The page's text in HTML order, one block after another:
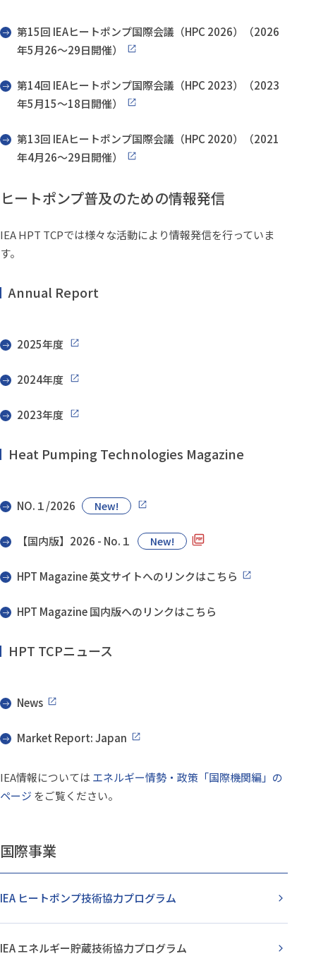
第15回 IEAヒートポンプ国際会議（HPC 2026）（2026
年5月26～29日開催）
第14回 IEAヒートポンプ国際会議（HPC 2023）（2023
年5月15～18日開催）
第13回 IEAヒートポンプ国際会議（HPC 2020）（2021
年4月26～29日開催）
ヒートポンプ普及のための情報発信
IEA HPT TCPでは様々な活動により情報発信を行っていま
す。
Annual Report
2025年度
2024年度
2023年度
Heat Pumping Technologies Magazine
NO.１/2026 New!
【国内版】2026 - No.１ New!
HPT Magazine 英文サイトへのリンクはこちら
HPT Magazine 国内版へのリンクはこちら
HPT TCPニュース
News
Market Report: Japan
IEA情報については エネルギー情勢・政策「国際機関編」の
ページ をご覧ください。
国際事業
IEA ヒートポンプ技術協力プログラム
IEA エネルギー貯蔵技術協力プログラム